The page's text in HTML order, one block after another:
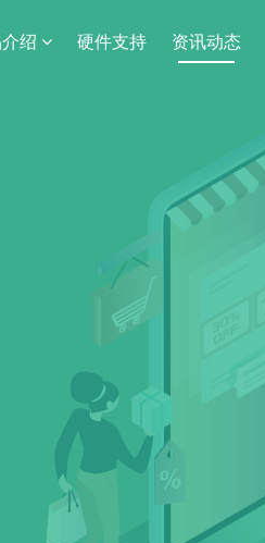
绍 硬件支持 资讯动态